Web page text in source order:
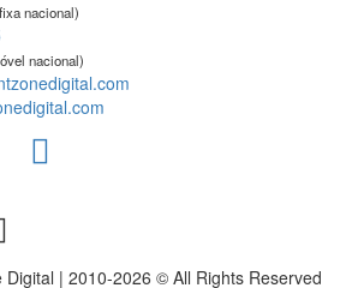
nacional)
nacional)
Digital | 2010-2026 © All Rights Reserved